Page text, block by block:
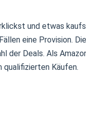
und etwas
eine Provision.
der Deals. Als
qualifizierten Käufen.